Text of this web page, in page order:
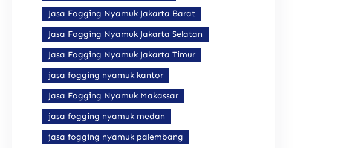
Jasa Fogging Nyamuk Jakarta Barat
Jasa Fogging Nyamuk Jakarta Selatan
Jasa Fogging Nyamuk Jakarta Timur
jasa fogging nyamuk kantor
Jasa Fogging Nyamuk Makassar
jasa fogging nyamuk medan
jasa fogging nyamuk palembang